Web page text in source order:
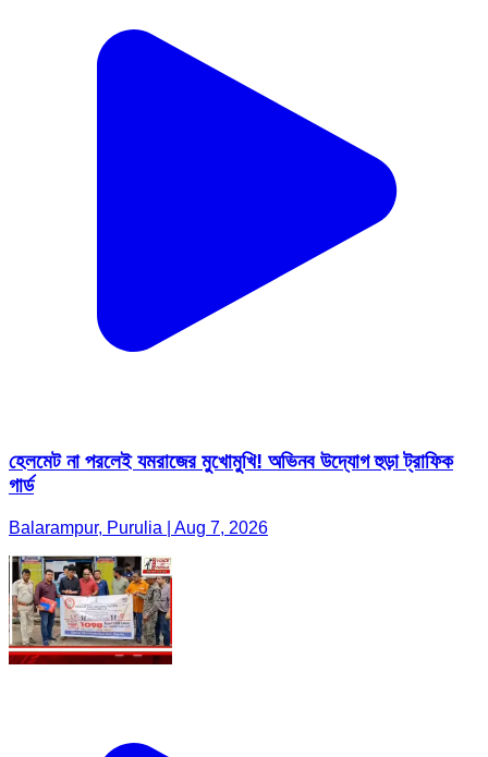
হেলমেট না পরলেই যমরাজের মুখোমুখি! অভিনব উদ্যোগ হুড়া ট্রাফিক
গার্ড
Balarampur, Purulia | Aug 7, 2026